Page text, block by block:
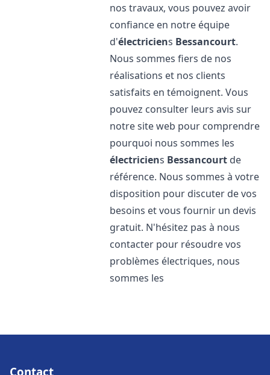
nos travaux, vous pouvez avoir
confiance en notre équipe
d'électriciens Bessancourt.
Nous sommes fiers de nos
réalisations et nos clients
satisfaits en témoignent. Vous
pouvez consulter leurs avis sur
notre site web pour comprendre
pourquoi nous sommes les
électriciens Bessancourt de
référence. Nous sommes à votre
disposition pour discuter de vos
besoins et vous fournir un devis
gratuit. N'hésitez pas à nous
contacter pour résoudre vos
problèmes électriques, nous
sommes les
Contact